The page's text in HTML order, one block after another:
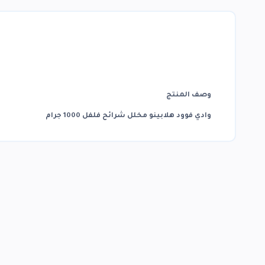
وصف المنتج
وادي فوود هلابينو مخلل شرائح فلفل 1000 جرام